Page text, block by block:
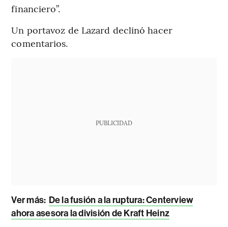
financiero”.
Un portavoz de Lazard declinó hacer
comentarios.
PUBLICIDAD
Ver más: De la fusión a la ruptura: Centerview
ahora asesora la división de Kraft Heinz